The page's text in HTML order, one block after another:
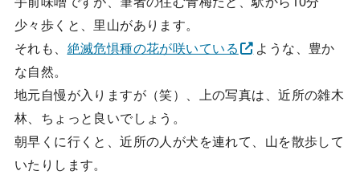
少々歩くと、里山があります。
それも、 絶滅危惧種の花が咲いている
ような、豊か
な自然。
地元自慢が入りますが（笑）、上の写真は、近所の雑木
林、ちょっと良いでしょう。
朝早くに行くと、近所の人が犬を連れて、山を散歩して
いたりします。